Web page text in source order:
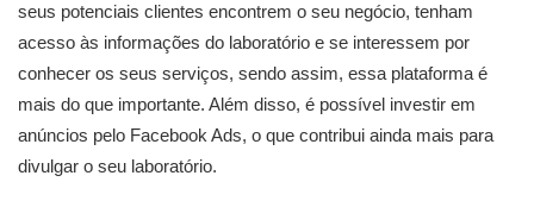
seus potenciais clientes encontrem o seu negócio, tenham
acesso às informações do laboratório e se interessem por
conhecer os seus serviços, sendo assim, essa plataforma é
mais do que importante. Além disso, é possível investir em
anúncios pelo Facebook Ads, o que contribui ainda mais para
divulgar o seu laboratório.